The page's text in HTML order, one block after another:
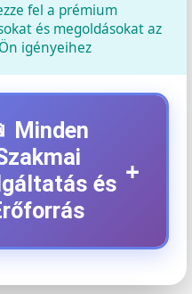
fel a prémium
és megoldásokat az
Ön igényeihez
Minden
és +
+